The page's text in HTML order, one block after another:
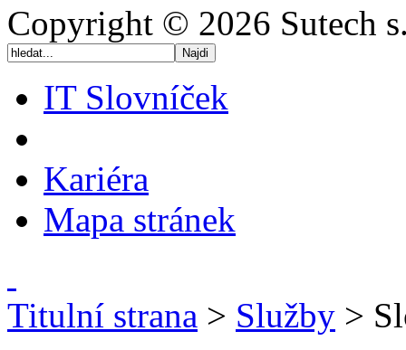
Copyright © 2026 Sutech
IT Slovníček
Kariéra
Mapa stránek
Titulní strana > Služby >